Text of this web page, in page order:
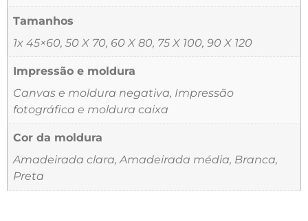
Tamanhos
1x 45×60, 50 X 70, 60 X 80, 75 X 100, 90 X 120
Impressão e moldura
Canvas e moldura negativa, Impressão
fotográfica e moldura caixa
Cor da moldura
Amadeirada clara, Amadeirada média, Branca,
Preta